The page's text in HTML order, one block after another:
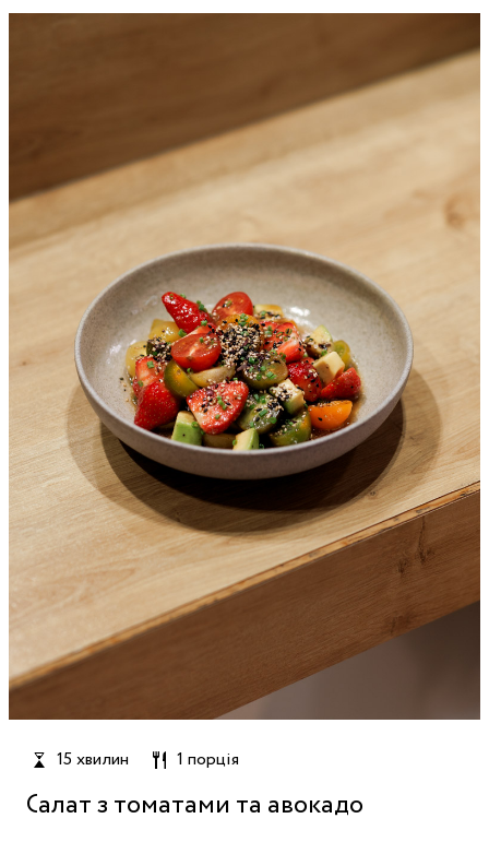
15 хвилин 1 порція
Салат з томатами та авокадо